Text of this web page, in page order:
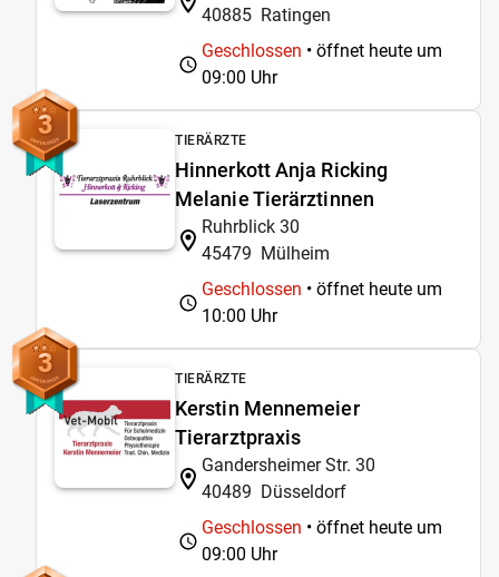
40885 Ratingen
Geschlossen • öffnet heute um
09:00 Uhr
3 TIERÄRZTE
Hinnerkott Anja Ricking
Melanie Tierärztinnen
Ruhrblick 30
45479 Mülheim
Geschlossen • öffnet heute um
10:00 Uhr
3 TIERÄRZTE
Kerstin Mennemeier
Tierarztpraxis
Gandersheimer Str. 30
40489 Düsseldorf
Geschlossen • öffnet heute um
09:00 Uhr